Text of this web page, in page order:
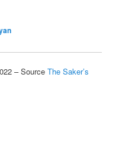
– SourceThe Saker’s